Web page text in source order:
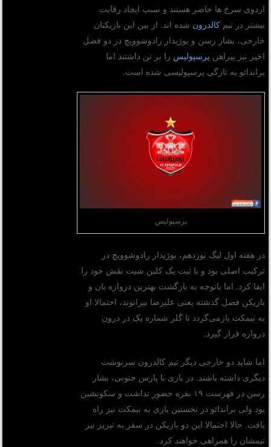
اردوی سرخ ها حاضر هستند و سبب ایجاد رقابت
بیشتر در تیمکالدرونشده اند. از بین این بازیکنان
خارجی، بشار رسن و بوژیدار رادوشوویچ در دو فصل
اخیر نیز پیراهنپرسپولیس را بر تن داشتند اما
براندائو به تازگی پرسپولیسی شده است.
پرسپولیس
در هفته اول لیگ نوزدهم، بوژیدار رادوشوویچ در
ترکیب اصلی بود و با ثبت یک کلین شیت نقش خود را
ایفا کرد. اما باتوجه به بازگشت بهترین دروازه بان و
بازیکن فصل گذشته یعنی علیرضا بیرانوند، احتمالا او
به نیمکت بازمی‌گردد تا گلر شماره یک در درون
دروازه قرار گیرد.
اما شاید دو خارجی دیگر تیم کالدرون سرنوشت
دیگری داشته باشند. در بازی با پارس جنوبی، بشار
رسن در فهرست ۱۹ نفره حضور نداشت و سکونشین
بود ولی براندائو در نخستین بازی به نیمکت نیز راه
یافت. حالا احتمالا این دو بازیکن در سفر به تبریز نیز
تیمشان را همراهی خواهند کرد.